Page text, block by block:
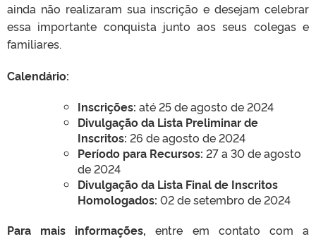
ainda não realizaram sua inscrição e desejam celebrar
essa importante conquista junto aos seus colegas e
familiares.
Calendário:
Inscrições: até 25 de agosto de 2024
Divulgação da Lista Preliminar de
Inscritos: 26 de agosto de 2024
Período para Recursos: 27 a 30 de agosto
de 2024
Divulgação da Lista Final de Inscritos
Homologados: 02 de setembro de 2024
Para mais informações, entre em contato com a